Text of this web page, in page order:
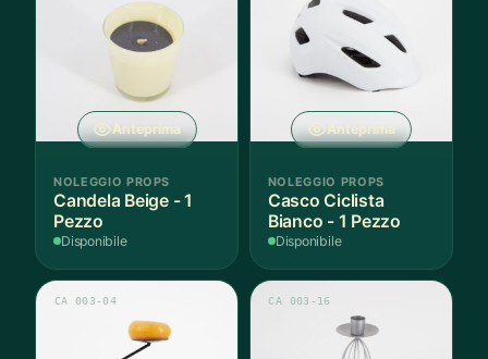
Anteprima
NOLEGGIO PROPS
Candela Beige - 1
Pezzo
Disponibile
Anteprima
NOLEGGIO PROPS
Casco Ciclista
Bianco - 1 Pezzo
Disponibile
CA 003-04 CA 003-16